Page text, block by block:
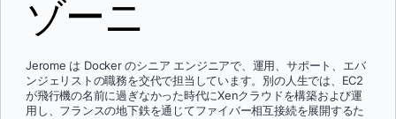
ブログ
ドキュメント
サインイン
ゾーニ
Jerome は Docker のシニア エンジニアで、運用、サポート、エバ
ンジェリストの職務を交代で担当しています。別の人生では、EC2
が飛行機の名前に過ぎなかった時代にXenクラウドを構築および運
用し、フランスの地下鉄を通じてファイバー相互接続を展開するた